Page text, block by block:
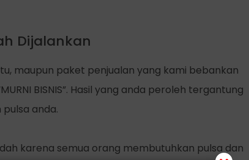
Dijalankan
maupun paket penjualan yang kami bebankan
BISNIS”. Hasil yang anda peroleh tergantung
anda.
karena semua orang membutuhkan pulsa dan